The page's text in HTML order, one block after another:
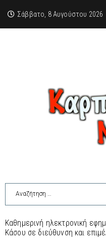
Σάββατο, 8 Αυγούστου 2026
Καθημερινή ηλεκτρονική
Κάσου σε διεύθυνση και